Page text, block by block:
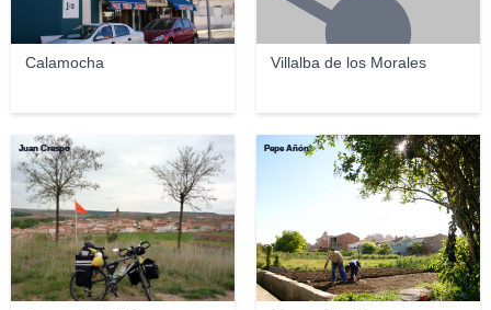
Calamocha Villalba de los Morales
Juan Crespo Pepe Añón